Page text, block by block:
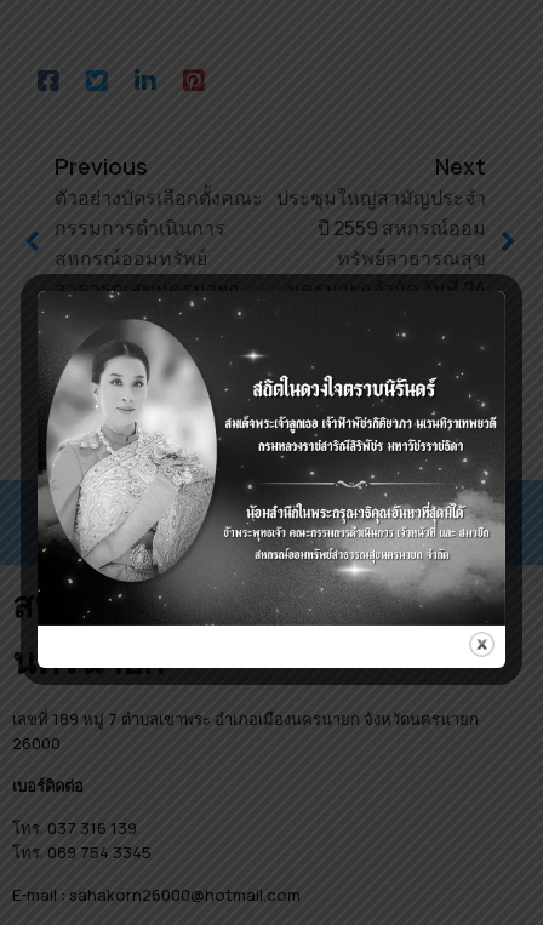
Previous
ตัวอย่างบัตรเลือกตั้งคณะ
กรรมการดำเนินการ
สหกรณ์ออมทรัพย์
สาธารณสุขนครนายก
จำกัด ปี2560
Next
ประชุมใหญ่สามัญประจำ
ปี 2559 สหกรณ์ออม
ทรัพย์สาธารณสุข
นครนายกจำกัด วันที่ 24
ธันวาคม 2559
สหกรณ์ออมทรัพย์สาธารณสุข
นครนายก
เลขที่ 189 หมู่ 7 ตำบลเขาพระ อำเภอเมืองนครนายก จังหวัดนครนายก
26000
เบอร์ติดต่อ
โทร. 037 316 139
โทร. 089 754 3345
E-mail : sahakorn26000@hotmail.com